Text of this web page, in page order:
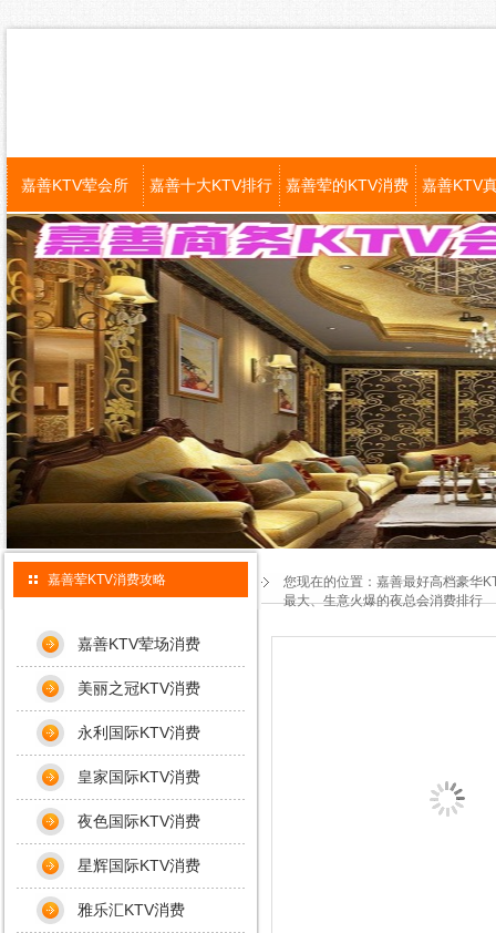
嘉善KTV荤会所 嘉善十大KTV排行 嘉善荤的KTV消费 嘉善KTV
您现在的位置： 嘉善最好高档豪华
最大、生意火爆的夜总会消费排行
嘉善荤KTV消费攻略
嘉善KTV荤场消费
美丽之冠KTV消费
永利国际KTV消费
皇家国际KTV消费
夜色国际KTV消费
星辉国际KTV消费
雅乐汇KTV消费